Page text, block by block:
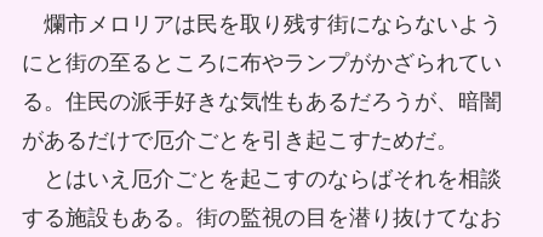
爛市メロリアは民を取り残す街にならないよう
にと街の至るところに布やランプがかざられてい
る。住民の派手好きな気性もあるだろうが、暗闇
があるだけで厄介ごとを引き起こすためだ。
とはいえ厄介ごとを起こすのならばそれを相談
する施設もある。街の監視の目を潜り抜けてなお